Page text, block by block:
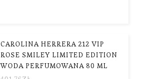
CAROLINA HERRERA 212 VIP
ROSE SMILEY LIMITED EDITION
WODA PERFUMOWANA 80 ML